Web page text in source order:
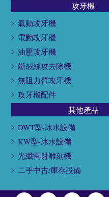
攻牙機
氣動攻牙機
電動攻牙機
油壓攻牙機
斷裂絲攻去除機
無阻力臂攻牙機
攻牙機配件
其他產品
DWT型-冰水設備
KW型-冰水設備
光纖雷射雕刻機
二手中古/庫存設備